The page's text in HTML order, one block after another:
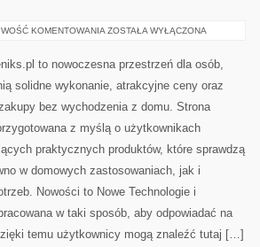
KOMENTOWANIA TRENDY
ZOSTAŁA WYŁĄCZONA
to nowoczesna przestrzeń dla osób,
solidne wykonanie, atrakcyjne ceny oraz
bez wychodzenia z domu. Strona
z myślą o użytkownikach
praktycznych produktów, które sprawdzą
w domowych zastosowaniach, jak i
Nowości to Nowe Technologie i
w taki sposób, aby odpowiadać na
temu użytkownicy mogą znaleźć tutaj […]